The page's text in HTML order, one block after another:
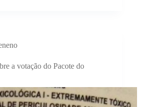
a votação do Pacote do